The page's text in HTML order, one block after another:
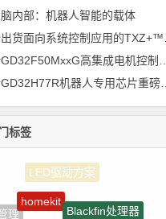
内部：机器人智能的载体
兆易创新GD32H77R机器人专用芯片重磅亮相，精准赋能伺服驱动与关节控制
标签
理
homekit